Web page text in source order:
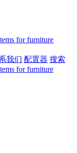
我们 配置器 搜索